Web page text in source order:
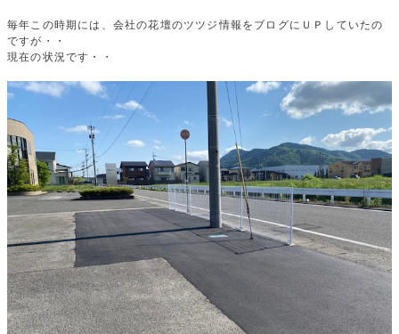
毎年この時期には、会社の花壇のツツジ情報をブログにＵＰしていたの
ですが・・
現在の状況です・・